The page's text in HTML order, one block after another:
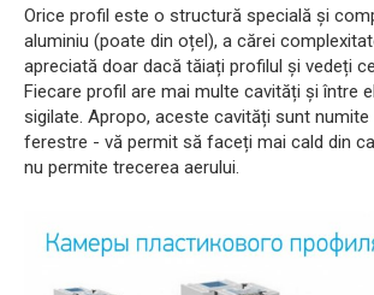
Orice profil este o structură specială și
aluminiu (poate din oțel), a cărei
apreciată doar dacă tăiați profilul și vedeți
Fiecare profil are mai multe cavități și între
sigilate. Apropo, aceste cavități sunt numite
ferestre - vă permit să faceți mai cald din
nu permite trecerea aerului.